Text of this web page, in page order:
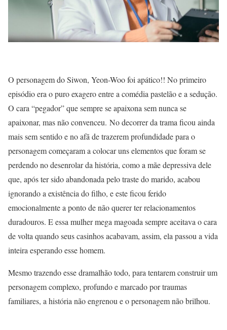
O personagem do Siwon, Yeon-Woo foi apático!! No primeiro
episódio era o puro exagero entre a comédia pastelão e a sedução.
O cara “pegador” que sempre se apaixona sem nunca se
apaixonar, mas não convenceu. No decorrer da trama ficou ainda
mais sem sentido e no afã de trazerem profundidade para o
personagem começaram a colocar uns elementos que foram se
perdendo no desenrolar da história, como a mãe depressiva dele
que, após ter sido abandonada pelo traste do marido, acabou
ignorando a existência do filho, e este ficou ferido
emocionalmente a ponto de não querer ter relacionamentos
duradouros. E essa mulher mega magoada sempre aceitava o cara
de volta quando seus casinhos acabavam, assim, ela passou a vida
inteira esperando esse homem.
Mesmo trazendo esse dramalhão todo, para tentarem construir um
personagem complexo, profundo e marcado por traumas
familiares, a história não engrenou e o personagem não brilhou.